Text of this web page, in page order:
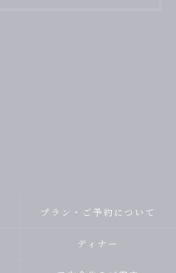
プラン・ご予約について
ディナー